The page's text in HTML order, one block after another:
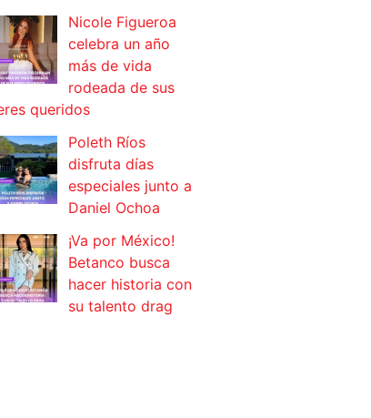
Nicole Figueroa
celebra un año
más de vida
rodeada de sus
queridos
Poleth Ríos
disfruta días
especiales junto a
Daniel Ochoa
¡Va por México!
Betanco busca
hacer historia con
su talento drag